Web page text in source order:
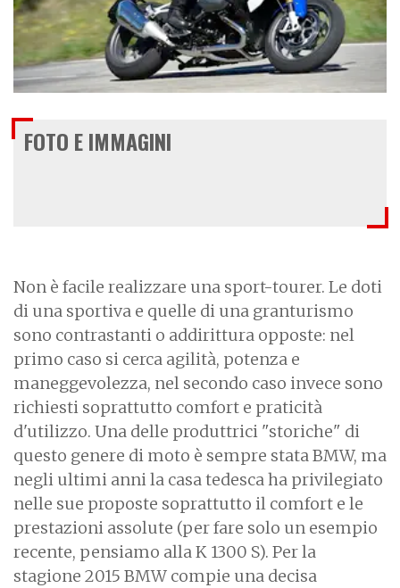
€ 14.650
FOTO E IMMAGINI
Non è facile realizzare una sport-tourer. Le doti
di una sportiva e quelle di una granturismo
sono contrastanti o addirittura opposte: nel
primo caso si cerca agilità, potenza e
maneggevolezza, nel secondo caso invece sono
richiesti soprattutto comfort e praticità
d'utilizzo. Una delle produttrici "storiche" di
questo genere di moto è sempre stata BMW, ma
negli ultimi anni la casa tedesca ha privilegiato
nelle sue proposte soprattutto il comfort e le
prestazioni assolute (per fare solo un esempio
recente, pensiamo alla K 1300 S). Per la
stagione 2015 BMW compie una decisa